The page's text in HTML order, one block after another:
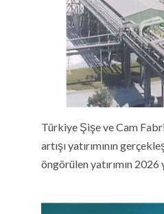
Türkiye Şişe ve Cam
artışı yatırımının
öngörülen yatırımın 2026